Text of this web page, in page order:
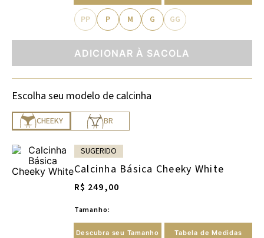
PP P M G GG
ADICIONAR À SACOLA
Escolha seu modelo de calcinha
CHEEKY BR
SUGERIDO
Calcinha Básica Cheeky White
R$ 249,00
Tamanho:
Descubra seu Tamanho Tabela de Medidas